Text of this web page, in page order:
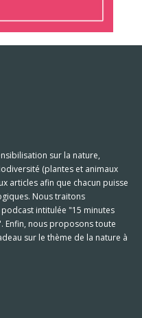
sur la nature,
(plantes et animaux
articles afin que chacun puisse
Nous traitons
intitulée "15 minutes
nous proposons toute
sur le thème de la nature à